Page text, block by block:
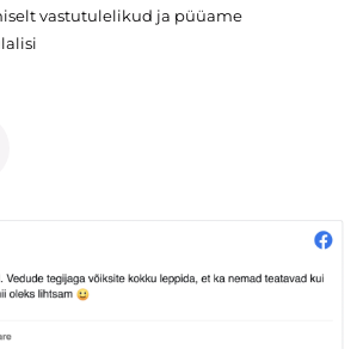
vastutulelikud ja püüame